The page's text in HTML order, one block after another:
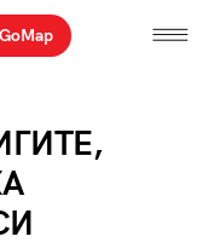
GoMap